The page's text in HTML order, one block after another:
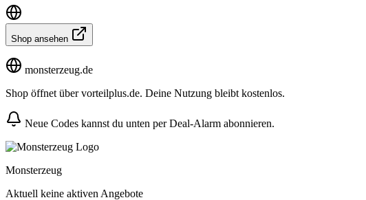
Shop ansehen
monsterzeug.de
Shop öffnet über vorteilplus.de. Deine Nutzung bleibt kostenlos.
Neue Codes kannst du unten per Deal-Alarm abonnieren.
Monsterzeug
Aktuell keine aktiven Angebote